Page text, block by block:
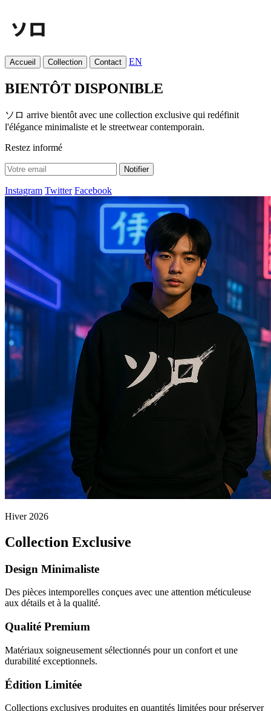
Accueil Collection Contact EN
BIENTÔT DISPONIBLE
ソロ arrive bientôt avec une collection exclusive qui redéfinit
l'élégance minimaliste et le streetwear contemporain.
Restez informé
Notifier
Instagram Twitter Facebook
Hiver 2026
Collection Exclusive
Design Minimaliste
Des pièces intemporelles conçues avec une attention méticuleuse
aux détails et à la qualité.
Qualité Premium
Matériaux soigneusement sélectionnés pour un confort et une
durabilité exceptionnels.
Édition Limitée
Collections exclusives produites en quantités limitées pour préserver